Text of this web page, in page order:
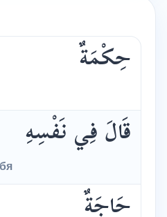
حِكْمَةٌ
قَالَ فِي نَفْسِهِ
حَاجَةٌ